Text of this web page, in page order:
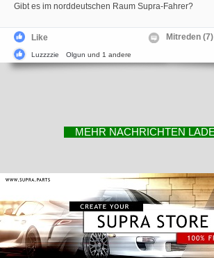
Gibt es im norddeutschen Raum Supra-Fahrer?
Like
Luzzzzie Olgun und 1 andere
Mitreden (7)